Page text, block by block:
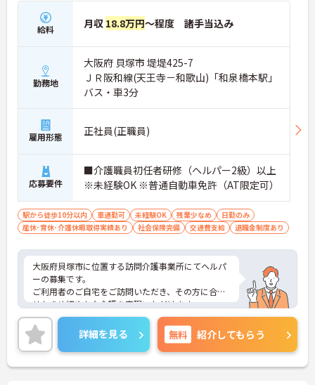
給料 月収 18.8万円～程度 諸手当込み
勤務地
大阪府 貝塚市 堤堤425-7
ＪＲ阪和線(天王寺－和歌山)「和泉橋本駅」
バス・車3分
雇用形態 正社員(正職員)
応募要件
■介護職員初任者研修（ヘルパー2級）以上
※未経験OK ※普通自動車免許（AT限定可）
駅から徒歩10分以内 車通勤可 未経験OK 残業少なめ
日勤のみ
産休･育休･介護休暇取得実績あり
社会保険完備 交通費支給 退職金制度あり
大阪府貝塚市に位置する訪問介護事業所にてヘルパ
ーの募集です。
ご利用者のご自宅をご訪問いただき、その方に合わ
せたきめ細やかな介護を実現いただけます。
今回の募集は未経験の方でもご応募可能◎経験者の
方はもちろん、これから頑張りたい、チャレンジし
たいという方にもオススメの求人！
残業少なめなので出勤日でもプライベートの時間を
確保して頂けますよ★
詳細を見る 無料 紹介してもらう